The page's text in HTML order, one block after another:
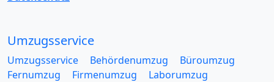
Umzugsservice
Umzugsservice Behördenumzug
Büroumzug
Fernumzug
Firmenumzug
Laborumzug